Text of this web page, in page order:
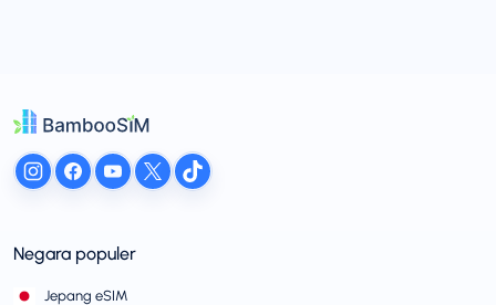
Negara populer
Jepang eSIM